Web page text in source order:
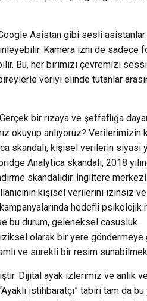
Asistan gibi sesli
Kamera izni de sadece
Bu, her birimizi çevremizi
veriyi elinde tutanlar
bir rızaya ve şeffaflığa
okuyup anlıyoruz? Verilerimizin
skandalı, kişisel verilerin siyasi
Analytica skandalı, 2018
skandalıdır. İngiltere
kişisel verilerini izinsiz ve
hedefli psikolojik
bu durum, geleneksel casusluk
olarak bir yere göndermeye
ve sürekli bir resim
Dijital ayak izlerimiz ve anlık
istihbaratçı” tabiri tam da